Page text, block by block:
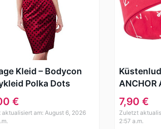
Kleid – Bodycon
Polka Dots
Chiffon
Ausschnitt
€
aktualisiert am: August 6, 2026
ANCHOR
Nickituch
Rockabilly
7,90 €
Zuletzt
2:57 a.m.